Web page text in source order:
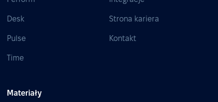
Desk
Pulse
Time
Strona kariera
Kontakt
Materiały